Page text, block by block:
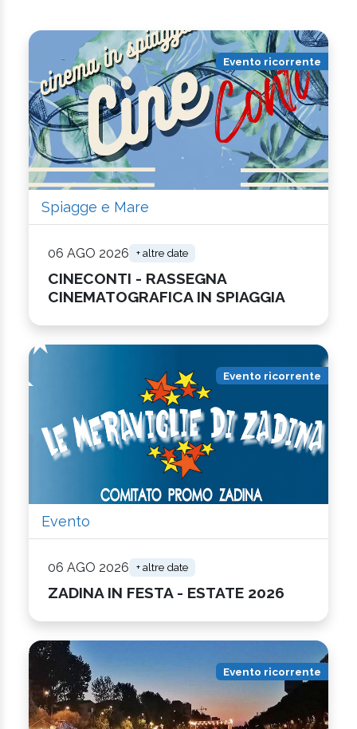
Evento ricorrente
Spiagge e Mare
06 AGO 2026 + altre date
CINECONTI - RASSEGNA
CINEMATOGRAFICA IN SPIAGGIA
Evento ricorrente
Evento
06 AGO 2026 + altre date
ZADINA IN FESTA - ESTATE 2026
Evento ricorrente